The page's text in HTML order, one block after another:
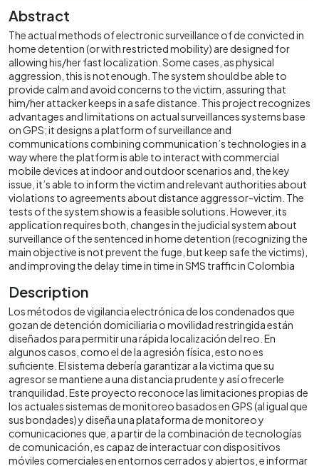
Abstract
The actual methods of electronic surveillance of de convicted in
home detention (or with restricted mobility) are designed for
allowing his/her fast localization. Some cases, as physical
aggression, this is not enough. The system should be able to
provide calm and avoid concerns to the victim, assuring that
him/her attacker keeps in a safe distance. This project recognizes
advantages and limitations on actual surveillances systems base
on GPS; it designs a platform of surveillance and
communications combining communication’s technologies in a
way where the platform is able to interact with commercial
mobile devices at indoor and outdoor scenarios and, the key
issue, it’s able to inform the victim and relevant authorities about
violations to agreements about distance aggressor-victim. The
tests of the system show is a feasible solutions. However, its
application requires both, changes in the judicial system about
surveillance of the sentenced in home detention (recognizing the
main objective is not prevent the fuge, but keep safe the victims),
and improving the delay time in time in SMS traffic in Colombia
Description
Los métodos de vigilancia electrónica de los condenados que
gozan de detención domiciliaria o movilidad restringida están
diseñados para permitir una rápida localización del reo. En
algunos casos, como el de la agresión física, esto no es
suficiente. El sistema debería garantizar a la victima que su
agresor se mantiene a una distancia prudente y así ofrecerle
tranquilidad. Este proyecto reconoce las limitaciones propias de
los actuales sistemas de monitoreo basados en GPS (al igual que
sus bondades) y diseña una plataforma de monitoreo y
comunicaciones que, a partir de la combinación de tecnologías
de comunicación, es capaz de interactuar con dispositivos
móviles comerciales en entornos cerrados y abiertos, e informar